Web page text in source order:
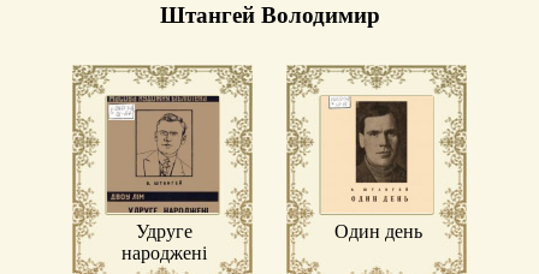
Штангей Володимир
Удруге
народжені
Один день